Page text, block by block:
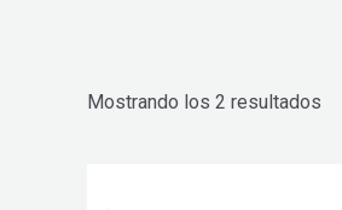
Mostrando los 2 resultados